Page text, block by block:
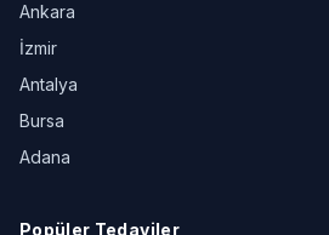
Ankara
İzmir
Antalya
Bursa
Adana
Popüler Tedaviler